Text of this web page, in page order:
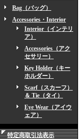
Bag（バッグ）
Accessories・Interior
Interior（インテリ
ア）
Accessories（アク
セサリー）
Key Holder（キー
ホルダー）
Scarf（スカーフ）
＆ Tie（タイ）
Eye Wear（アイウ
ェア）
特定商取引法表示